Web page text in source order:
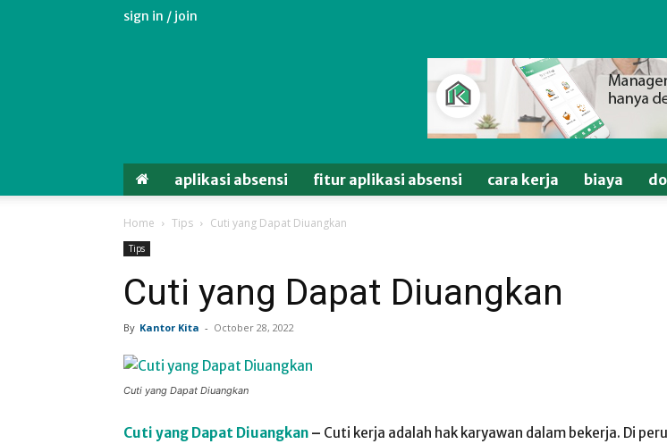
sign in / join
aplikasi absensi fitur aplikasi absensi cara kerja biaya
Home Tips Cuti yang Dapat Diuangkan
Tips
Cuti yang Dapat Diuangkan
By Kantor Kita - October 28, 2022
Cuti yang Dapat Diuangkan
Cuti yang Dapat Diuangkan – Cuti kerja adalah hak karyawan dalam bekerja. Di